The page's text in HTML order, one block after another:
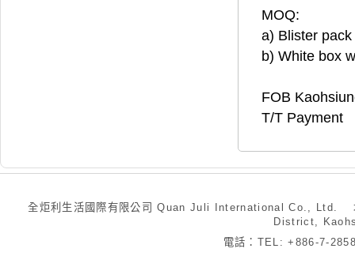
MOQ:
a) Blister
b) White box
FOB
T/T Payment
全炬利生活國際有限公司 Quan Juli International Co., Ltd.
District,
電話：TEL: +886-7-